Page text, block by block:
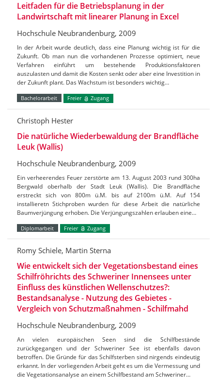
Leitfaden für die Betriebsplanung in der
Landwirtschaft mit linearer Planung in Excel
Hochschule Neubrandenburg, 2009
In der Arbeit wurde deutlich, dass eine Planung wichtig ist für die
Zukunft. Ob man nun die vorhandenen Prozesse optimiert, neue
Verfahren einführt um bestehende Produktionsfaktoren
auszulasten und damit die Kosten senkt oder aber eine Investition in
der Zukunft plant. Das Wachstum ist besonders wichtig…
Bachelorarbeit Freier Zugang
Christoph Hester
Die natürliche Wiederbewaldung der Brandfläche
Leuk (Wallis)
Hochschule Neubrandenburg, 2009
Ein verheerendes Feuer zerstörte am 13. August 2003 rund 300ha
Bergwald oberhalb der Stadt Leuk (Wallis). Die Brandfläche
erstreckt sich von 800m ü.M. bis auf 2100m ü.M. Auf 154
installieretn Stichproben wurden für diese Arbeit die natürliche
Baumverjüngung erhoben. Die Verjüngungszahlen erlauben eine…
Diplomarbeit Freier Zugang
Romy Schiele, Martin Sterna
Wie entwickelt sich der Vegetationsbestand eines
Schilfröhrichts des Schweriner Innensees unter
Einfluss des künstlichen Wellenschutzes?:
Bestandsanalyse - Nutzung des Gebietes -
Vergleich von Schutzmaßnahmen - Schilfmahd
Hochschule Neubrandenburg, 2009
An vielen europäischen Seen sind die Schilfbestände
zurückgegangen und der Schweriner See ist ebenfalls davon
betroffen. Die Gründe für das Schilfsterben sind nirgends eindeutig
erkannt. In der vorliegenden Arbeit geht es um die Vermessung und
die Vegetationsanalyse an einem Schilfbestand am Schweriner…